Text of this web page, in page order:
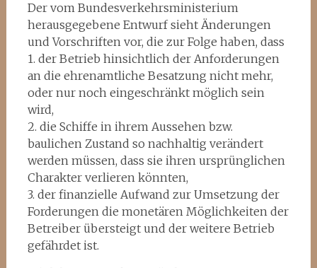
Der vom Bundesverkehrsministerium
herausgegebene Entwurf sieht Änderungen
und Vorschriften vor, die zur Folge haben, dass
1. der Betrieb hinsichtlich der Anforderungen
an die ehrenamtliche Besatzung nicht mehr,
oder nur noch eingeschränkt möglich sein
wird,
2. die Schiffe in ihrem Aussehen bzw.
baulichen Zustand so nachhaltig verändert
werden müssen, dass sie ihren ursprünglichen
Charakter verlieren könnten,
3. der finanzielle Aufwand zur Umsetzung der
Forderungen die monetären Möglichkeiten der
Betreiber übersteigt und der weitere Betrieb
gefährdet ist.